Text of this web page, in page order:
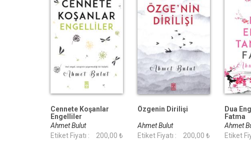
Cennete Koşanlar
Engelliler
Ahmet Bulut
Etiket Fiyatı :
200,00 ₺
Özgenin Dirilişi
Ahmet Bulut
Etiket Fiyatı :
200,00 ₺
Dua
Fatma
Ahmet
Etiket